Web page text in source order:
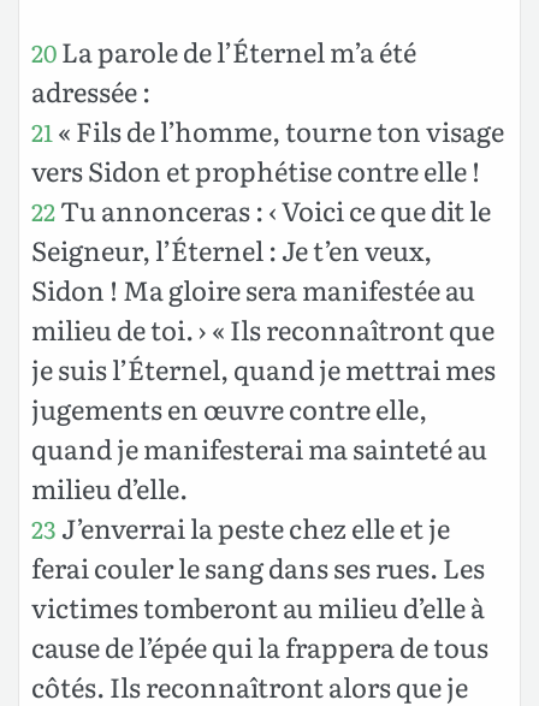
20La parole de l’Éternel m’a été
adressée :
21 « Fils de l’homme, tourne ton visage
vers Sidon et prophétise contre elle !
22Tu annonceras : ‹ Voici ce que dit le
Seigneur, l’Éternel : Je t’en veux,
Sidon ! Ma gloire sera manifestée au
milieu de toi. › « Ils reconnaîtront que
je suis l’Éternel, quand je mettrai mes
jugements en œuvre contre elle,
quand je manifesterai ma sainteté au
milieu d’elle.
23 J’enverrai la peste chez elle et je
ferai couler le sang dans ses rues. Les
victimes tomberont au milieu d’elle à
cause de l’épée qui la frappera de tous
côtés. Ils reconnaîtront alors que je